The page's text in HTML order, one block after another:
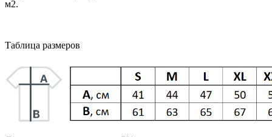
м2.
Таблица размеров